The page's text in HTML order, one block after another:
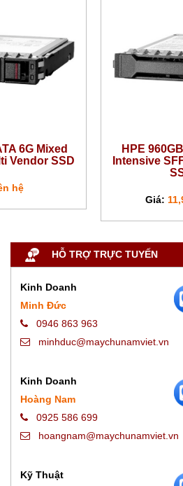
6G Mixed
Vendor SSD
hệ
HPE
Intensive
Giá:
HỖ TRỢ TRỰC TUYẾN
Kinh Doanh
Minh Đức
0946 863 963
minhduc@maychunamviet.vn
Kinh Doanh
Hoàng Nam
0925 586 699
hoangnam@maychunamviet.vn
Kỹ Thuật